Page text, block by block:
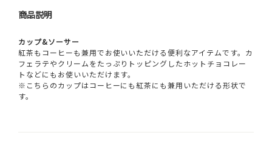
商品説明
カップ&ソーサー
紅茶もコーヒーも兼用でお使いいただける便利なアイテムです。カ
フェラテやクリームをたっぷりトッピングしたホットチョコレー
トなどにもお使いいただけます。
※こちらのカップはコーヒーにも紅茶にも兼用いただける形状で
す。